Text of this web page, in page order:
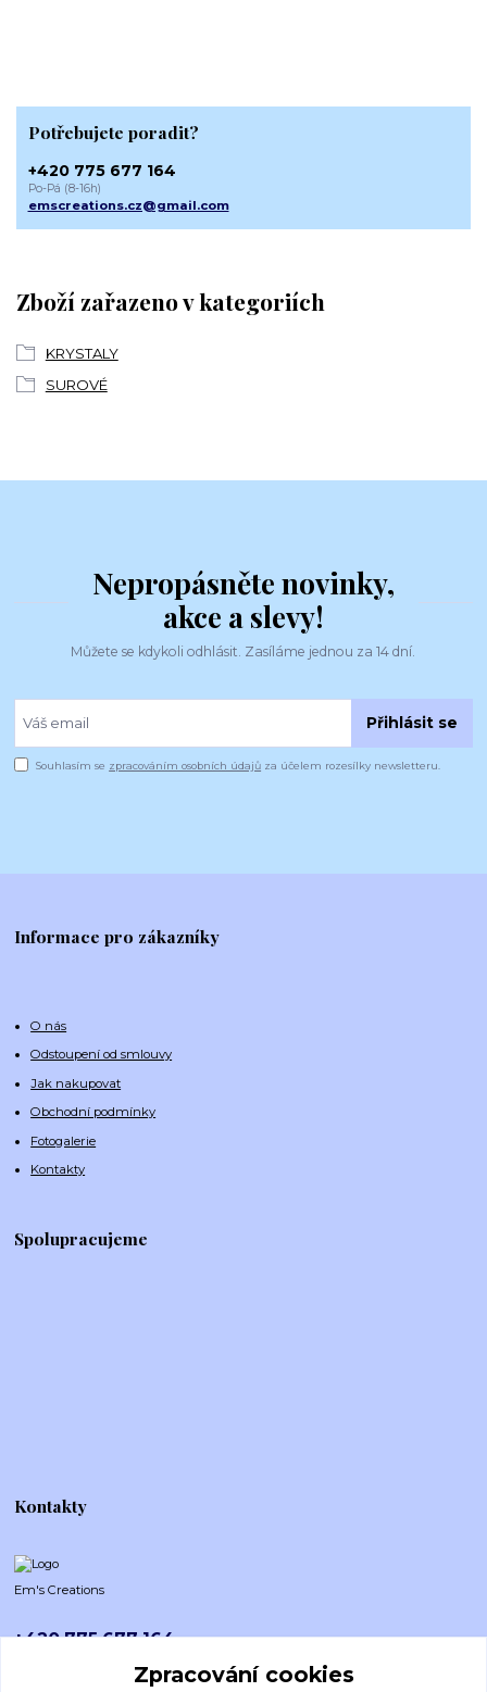
Zboží zařazeno v kategoriích
KRYSTALY
SUROVÉ
Potřebujete poradit?
+420 775 677 164
Po-Pá (8-16h)
emscreations.cz@gmail.com
Nepropásněte novinky,
akce a slevy!
Můžete se kdykoli odhlásit. Zasíláme jednou za 14 dní.
Přihlásit se
Souhlasím se zpracováním osobních údajů za účelem rozesílky newsletteru.
Informace pro zákazníky
O nás
Odstoupení od smlouvy
Jak nakupovat
Obchodní podmínky
Fotogalerie
Kontakty
Spolupracujeme
Kontakty
Em's Creations
+420 775 677 164
Zpracování cookies